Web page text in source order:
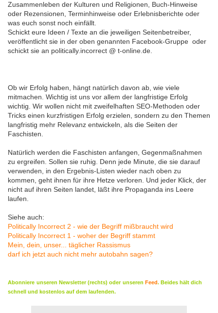
Zusammenleben der Kulturen und Religionen, Buch-Hinweise
oder Rezensionen, Terminhinweise oder Erlebnisberichte oder
was euch sonst noch einfällt.
Schickt eure Ideen / Texte an die jeweiligen Seitenbetreiber,
veröffentlicht sie in der oben genannten Facebook-Gruppe oder
schickt sie an politically.incorrect @ t-online.de.
Ob wir Erfolg haben, hängt natürlich davon ab, wie viele
mitmachen. Wichtig ist uns vor allem der langfristige Erfolg
wichtig. Wir wollen nicht mit zweifelhaften SEO-Methoden oder
Tricks einen kurzfristigen Erfolg erzielen, sondern zu den Themen
langfristig mehr Relevanz entwickeln, als die Seiten der
Faschisten.
Natürlich werden die Faschisten anfangen, Gegenmaßnahmen
zu ergreifen. Sollen sie ruhig. Denn jede Minute, die sie darauf
verwenden, in den Ergebnis-Listen wieder nach oben zu
kommen, geht ihnen für ihre Hetze verloren. Und jeder Klick, der
nicht auf ihren Seiten landet, läßt ihre Propaganda ins Leere
laufen.
Siehe auch:
Politically Incorrect 2 - wie der Begriff mißbraucht wird
Politically Incorrect 1 - woher der Begriff stammt
Mein, dein, unser... täglicher Rassismus
darf ich jetzt auch nicht mehr autobahn sagen?
Abonniere unseren Newsletter (rechts) oder unseren Feed. Beides hält dich
schnell und kostenlos auf dem laufenden.